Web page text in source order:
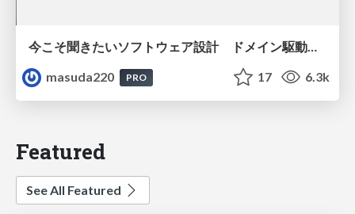
今こそ聞きたいソフトウェア設計 ドメイン駆動設計再入門
masuda220
PRO 17 6.3k
Featured
See All Featured